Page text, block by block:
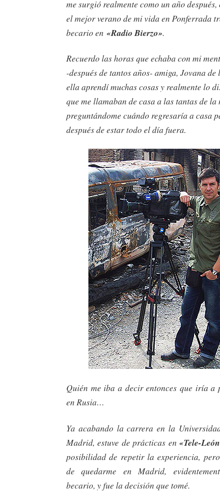
me surgió realmente como un año después,
el mejor verano de mi vida en Ponferrada
becario en «Radio Bierzo».
Recuerdo las horas que echaba con mi
-después de tantos años- amiga, Jovana
ella aprendí muchas cosas y realmente lo
que me llamaban de casa a las tantas de la
preguntándome cuándo regresaría a casa
después de estar todo el día fuera.
Quién me iba a decir entonces que iría a
en Rusia…
Ya acabando la carrera en la
Madrid, estuve de prácticas en«Tele-
posibilidad de repetir la experiencia,
de quedarme en Madrid,
becario, y fue la decisión que tomé.